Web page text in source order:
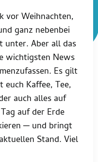
vor Weihnachten,
ganz nebenbei
unter. Aber all das
wichtigsten News
Es gilt
Kaffee, Tee,
auch alles auf
auf der Erde
─ und bringt
Stand. Viel